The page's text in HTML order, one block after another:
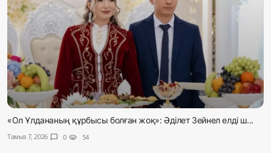
«Ол Ұлдананың құрбысы болған жоқ»: Әділет Зейнел елді ш...
Тамыз 7, 2026 chat_bubble 0 visibility 54